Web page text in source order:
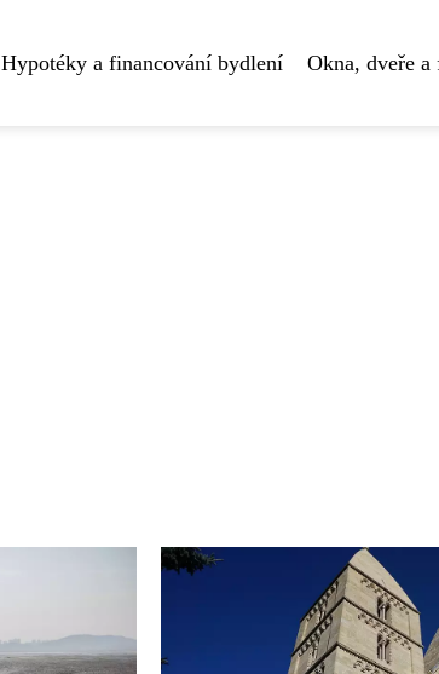
Hypotéky a financování bydlení Okna, dveře a